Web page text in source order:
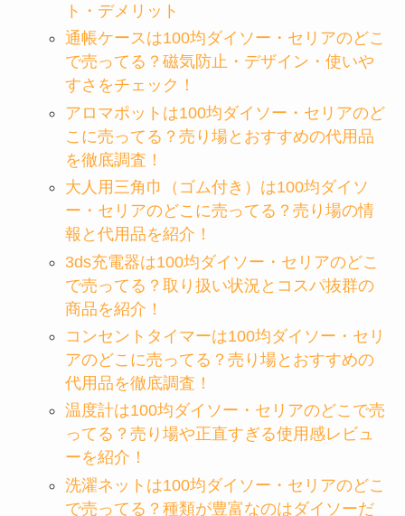
ト・デメリット
通帳ケースは100均ダイソー・セリアのどこ
で売ってる？磁気防止・デザイン・使いや
すさをチェック！
アロマポットは100均ダイソー・セリアのど
こに売ってる？売り場とおすすめの代用品
を徹底調査！
大人用三角巾（ゴム付き）は100均ダイソ
ー・セリアのどこに売ってる？売り場の情
報と代用品を紹介！
3ds充電器は100均ダイソー・セリアのどこ
で売ってる？取り扱い状況とコスパ抜群の
商品を紹介！
コンセントタイマーは100均ダイソー・セリ
アのどこに売ってる？売り場とおすすめの
代用品を徹底調査！
温度計は100均ダイソー・セリアのどこで売
ってる？売り場や正直すぎる使用感レビュ
ーを紹介！
洗濯ネットは100均ダイソー・セリアのどこ
で売ってる？種類が豊富なのはダイソーだ